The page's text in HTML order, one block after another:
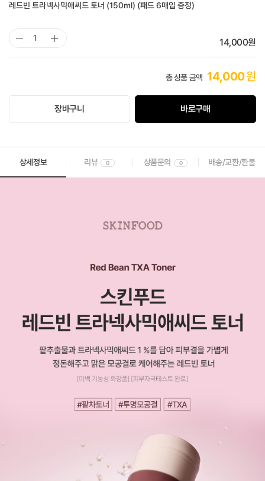
레드빈 트라넥사믹애씨드 토너 (150ml) (패드 6매입 증정)
14,000원
총 상품 금액 14,000원
장바구니 바로구매
상세정보 리뷰 0 상품문의 0 배송/교환/환불